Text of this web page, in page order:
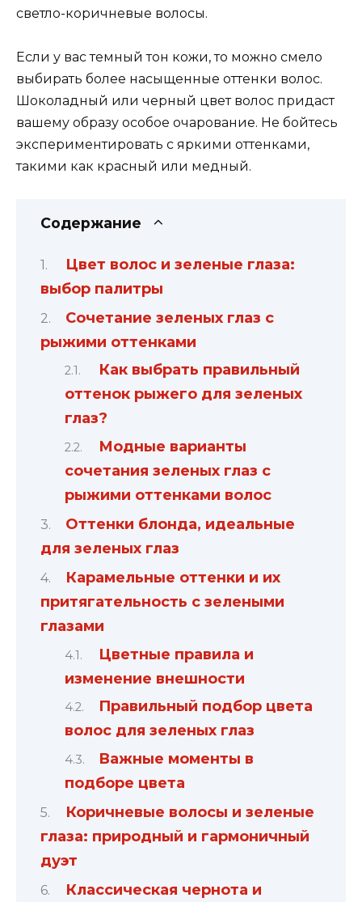
светло-коричневые волосы.
Если у вас темный тон кожи, то можно смело
выбирать более насыщенные оттенки волос.
Шоколадный или черный цвет волос придаст
вашему образу особое очарование. Не бойтесь
экспериментировать с яркими оттенками,
такими как красный или медный.
Содержание
Цвет волос и зеленые глаза:
выбор палитры
Сочетание зеленых глаз с
рыжими оттенками
Как выбрать правильный
оттенок рыжего для зеленых
глаз?
Модные варианты
сочетания зеленых глаз с
рыжими оттенками волос
Оттенки блонда, идеальные
для зеленых глаз
Карамельные оттенки и их
притягательность с зелеными
глазами
Цветные правила и
изменение внешности
Правильный подбор цвета
волос для зеленых глаз
Важные моменты в
подборе цвета
Коричневые волосы и зеленые
глаза: природный и гармоничный
дуэт
Классическая чернота и